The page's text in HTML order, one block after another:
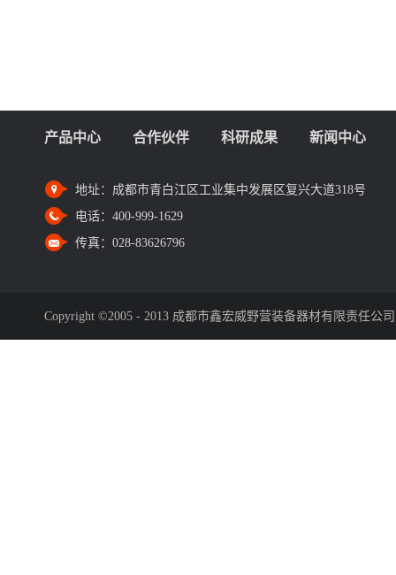
产品中心 合作伙伴 科研成果 新闻中心
地址： 成都市青白江区工业集中发展区复兴大道318号
电话： 400-999-1629
传真： 028-83626796
Copyright ©2005 - 2013 成都市鑫宏威野营装备器材有限责任公司